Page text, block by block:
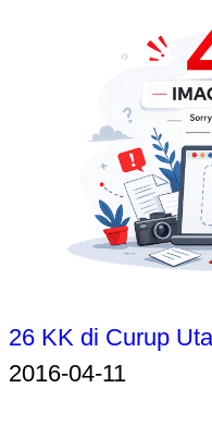
26 KK di Curup
2016-04-11